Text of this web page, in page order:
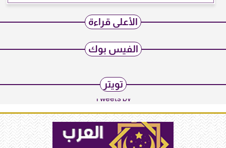
الأعلى قراءة
الفيس بوك
تويتر
Tweets by